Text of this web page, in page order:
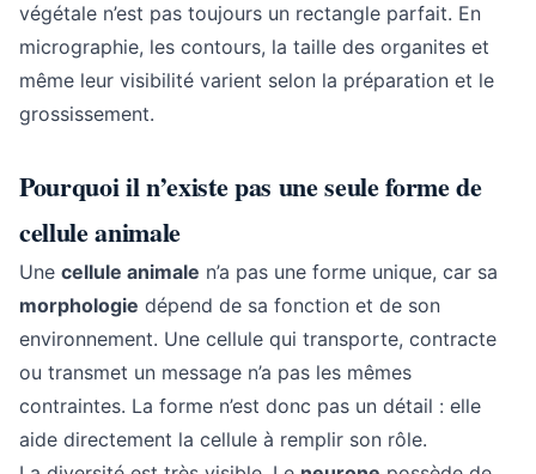
végétale n’est pas toujours un rectangle parfait. En
micrographie, les contours, la taille des organites et
même leur visibilité varient selon la préparation et le
grossissement.
Pourquoi il n’existe pas une seule forme de
cellule animale
Une cellule animale n’a pas une forme unique, car sa
morphologie dépend de sa fonction et de son
environnement. Une cellule qui transporte, contracte
ou transmet un message n’a pas les mêmes
contraintes. La forme n’est donc pas un détail : elle
aide directement la cellule à remplir son rôle.